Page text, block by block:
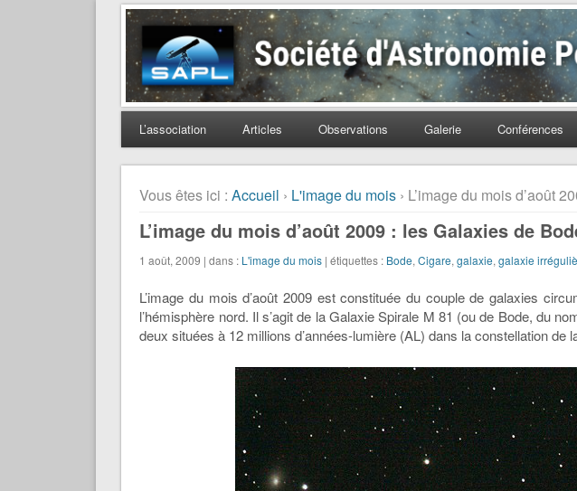
Société d'Astronomie Populaire de
L’association Articles Observations Galerie Conférences
Vous êtes ici : Accueil › L'image du mois › L’image du mois d’août
L’image du mois d’août 2009 : les Galaxies de
1 août, 2009 | dans : L'image du mois | étiquettes : Bode,Cigare,galaxie,galaxie
L’image du mois d’août 2009 est constituée du couple de galaxies
l’hémisphère nord. Il s’agit de la Galaxie Spirale M 81 (ou de Bode, du
deux situées à 12 millions d’années-lumière (AL) dans la constellation de